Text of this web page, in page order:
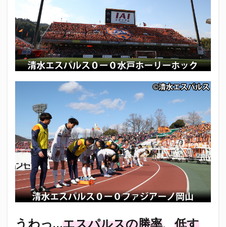
うわっ…エスパルスの勝率、低す